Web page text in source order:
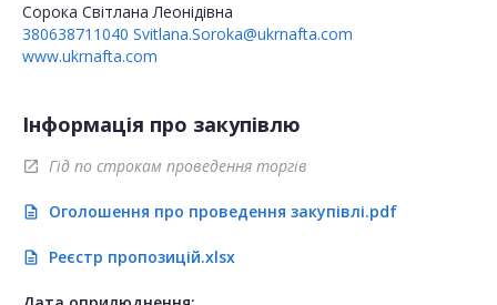
Сорока Світлана Леонідівна
380638711040 Svitlana.Soroka@ukrnafta.com
www.ukrnafta.com
Інформація про закупівлю
open_in_new Гід по строкам проведення торгів
description Оголошення про проведення закупівлі.pdf
description Реєстр пропозицій.xlsx